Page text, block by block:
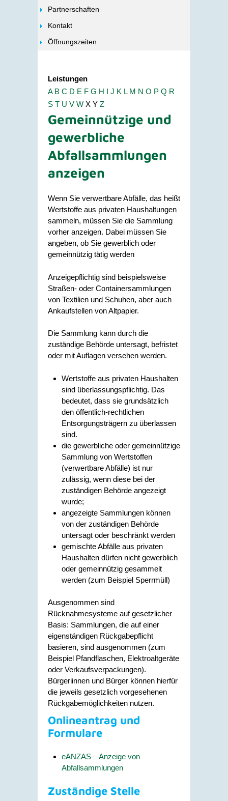
Partnerschaften
Kontakt
Öffnungszeiten
Leistungen
A B C D E F G H I J K L M N O P Q R
S T U V W X Y Z
Gemeinnützige und
gewerbliche
Abfallsammlungen
anzeigen
Wenn Sie verwertbare Abfälle, das heißt
Wertstoffe aus privaten Haushaltungen
sammeln, müssen Sie die Sammlung
vorher anzeigen. Dabei müssen Sie
angeben, ob Sie gewerblich oder
gemeinnützig tätig werden
Anzeigepflichtig sind beispielsweise
Straßen- oder Containersammlungen
von Textilien und Schuhen, aber auch
Ankaufstellen von Altpapier.
Die Sammlung kann durch die
zuständige Behörde untersagt, befristet
oder mit Auflagen versehen werden.
Wertstoffe aus privaten Haushalten
sind überlassungspflichtig. Das
bedeutet, dass sie grundsätzlich
den öffentlich-rechtlichen
Entsorgungsträgern zu überlassen
sind.
die gewerbliche oder gemeinnützige
Sammlung von Wertstoffen
(verwertbare Abfälle) ist nur
zulässig, wenn diese bei der
zuständigen Behörde angezeigt
wurde;
angezeigte Sammlungen können
von der zuständigen Behörde
untersagt oder beschränkt werden
gemischte Abfälle aus privaten
Haushalten dürfen nicht gewerblich
oder gemeinnützig gesammelt
werden (zum Beispiel Sperrmüll)
Ausgenommen sind
Rücknahmesysteme auf gesetzlicher
Basis: Sammlungen, die auf einer
eigenständigen Rückgabepflicht
basieren, sind ausgenommen (zum
Beispiel Pfandflaschen, Elektroaltgeräte
oder Verkaufsverpackungen).
Bürgeriinnen und Bürger können hierfür
die jeweils gesetzlich vorgesehenen
Rückgabemöglichkeiten nutzen.
Onlineantrag und
Formulare
eANZAS – Anzeige von
Abfallsammlungen
Zuständige Stelle